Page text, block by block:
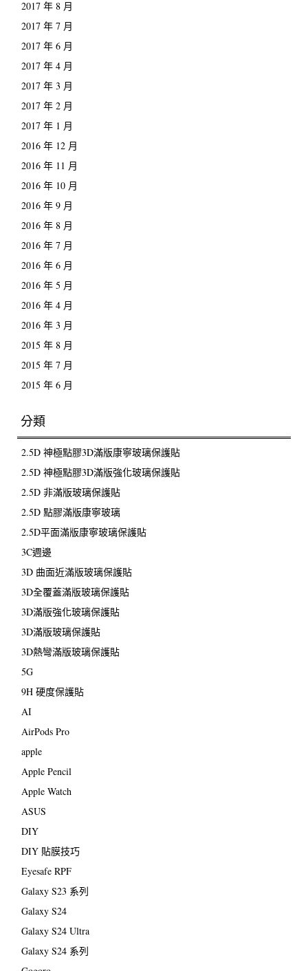
2017 年 8 月
2017 年 7 月
2017 年 6 月
2017 年 4 月
2017 年 3 月
2017 年 2 月
2017 年 1 月
2016 年 12 月
2016 年 11 月
2016 年 10 月
2016 年 9 月
2016 年 8 月
2016 年 7 月
2016 年 6 月
2016 年 5 月
2016 年 4 月
2016 年 3 月
2015 年 8 月
2015 年 7 月
2015 年 6 月
分類
2.5D 神極點膠3D滿版康寧玻璃保護貼
2.5D 神極點膠3D滿版強化玻璃保護貼
2.5D 非滿版玻璃保護貼
2.5D 點膠滿版康寧玻璃
2.5D平面滿版康寧玻璃保護貼
3C週邊
3D 曲面近滿版玻璃保護貼
3D全覆蓋滿版玻璃保護貼
3D滿版強化玻璃保護貼
3D滿版玻璃保護貼
3D熱彎滿版玻璃保護貼
5G
9H 硬度保護貼
AI
AirPods Pro
apple
Apple Pencil
Apple Watch
ASUS
DIY
DIY 貼膜技巧
Eyesafe RPF
Galaxy S23 系列
Galaxy S24
Galaxy S24 Ultra
Galaxy S24 系列